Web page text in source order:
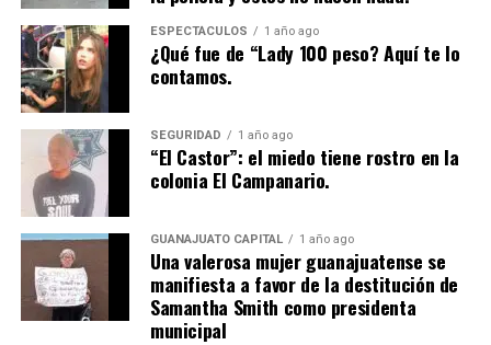
ESPECTÁCULOS 1 año ago
¿Qué fue de “Lady 100 peso? Aquí te lo
contamos.
SEGURIDAD 1 año ago
“El Castor”: el miedo tiene rostro en la
colonia El Campanario.
GUANAJUATO CAPITAL 1 año ago
Una valerosa mujer guanajuatense se
manifiesta a favor de la destitución de
Samantha Smith como presidenta
municipal